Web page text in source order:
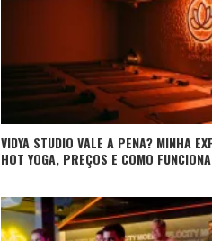
VIDYA STUDIO VALE A PENA? MINHA
HOT YOGA, PREÇOS E COMO FUNCIONA